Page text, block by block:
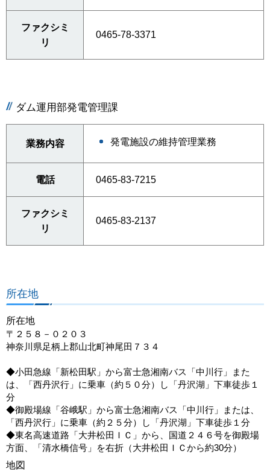
ファクシミ
リ
0465-78-3371
ダム運用部発電管理課
業務内容 発電施設の維持管理業務
電話 0465-83-7215
ファクシミ
リ
0465-83-2137
所在地
所在地
〒２５８－０２０３
神奈川県足柄上郡山北町神尾田７３４
◆小田急線「新松田駅」から富士急湘南バス「中川行」また
は、「西丹沢行」に乗車（約５０分）し「丹沢湖」下車徒歩１
分
◆御殿場線「谷峨駅」から富士急湘南バス「中川行」または、
「西丹沢行」に乗車（約２５分）し「丹沢湖」下車徒歩１分
◆東名高速道路「大井松田ＩＣ」から、国道２４６号を御殿場
方面、「清水橋信号」を右折（大井松田ＩＣから約30分）
地図